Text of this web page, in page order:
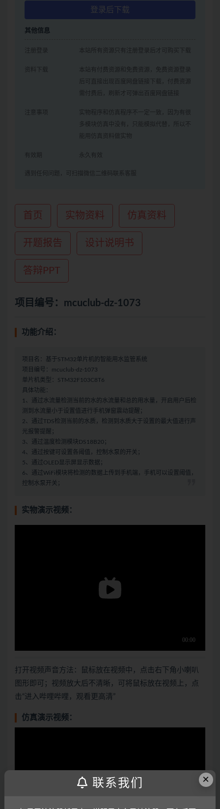
登录后下载
其他信息
注册登录 本站所有资源只有注册登录后才可购买下载
资料下载
本站有付费资源和免费资源，免费资源登录
后可直接出现百度网盘链接下载，付费资源
需付费后，刷新才可弹出百度网盘链接
注意事项
实物程序和仿真程序不一定一致，因为有很
多模块仿真中没有，只能模拟代替，所以不
能用仿真资料做实物
有效期 永久有效
遇到任何问题，可扫描微信二维码联系客服
首页 实物资料 仿真资料
开题报告 设计说明书
答辩PPT
项目编号：mcuclub-dz-1073
功能介绍：
项目名：基于STM32单片机的智能用水监管系统
项目编号：mcuclub-dz-1073
单片机类型：STM32F103C8T6
具体功能：
1、通过水流量检测当前的水的水流量和总的用水量，开启用户后检
测到水流量小于设置值进行手机弹窗震动提醒；
2、通过TDS检测当前的水质，检测到水质大于设置的最大值进行声
光报警提醒；
3、通过温度检测模块DS18B20；
4、通过按键可设置各阈值，控制水泵的开关；
5、通过OLED显示屏显示数据；
6、通过WiFi模块将检测的数据上传到手机端，手机可以设置阈值，
控制水泵开关；
实物演示视频：
打开视频声音方法：鼠标放在视频中，点击右下角小喇叭
图形即可；视频放大后不清晰，可将鼠标放在视频上，点
击“进入哔哩哔哩，观看更高清”
仿真演示视频：
×
联系我们